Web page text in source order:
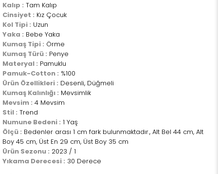
Kalıp : Tam Kalıp
Cinsiyet : Kız Çocuk
Kol Tipi : Uzun
Yaka : Bebe Yaka
Kumaş Tipi : Örme
Kumaş Türü : Penye
Materyal : Pamuklu
Pamuk-Cotton : %100
Ürün Özellikleri : Desenli, Düğmeli
Kumaş Kalınlığı : Mevsimlik
Mevsim : 4 Mevsim
Stil : Trend
Numune Bedeni : 1 Yaş
Ölçü : Bedenler arası 1 cm fark bulunmaktadır., Alt Bel 44 cm, Alt
Boy 45 cm, Üst En 29 cm, Üst Boy 35 cm
Ürün Sezonu : 2023 / 1
Yıkama Derecesi : 30 Derece